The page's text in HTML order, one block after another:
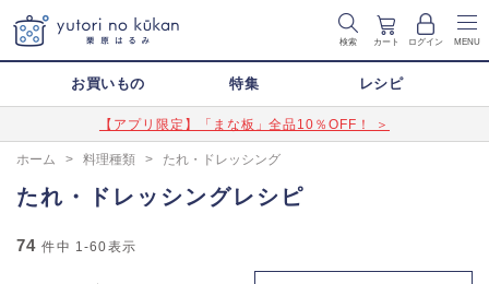
検索 カート ログイン MENU
お買いもの 特集 レシピ
【アプリ限定】「まな板」全品10％OFF！ ＞
ホーム > 料理種類 > たれ・ドレッシング
たれ・ドレッシングレシピ
74 件中 1-60表示